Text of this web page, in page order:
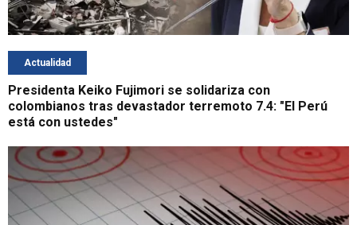
Actualidad
Presidenta Keiko Fujimori se solidariza con
colombianos tras devastador terremoto 7.4: "El Perú
está con ustedes"